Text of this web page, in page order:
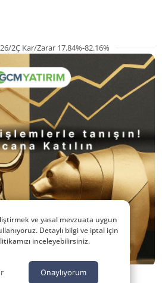
2Ç Kar/Zarar 17.84%-82.16%
ve yasal mevzuata uygun
Detaylı bilgi ve iptal için
inceleyebilirsiniz.
Onaylıyorum